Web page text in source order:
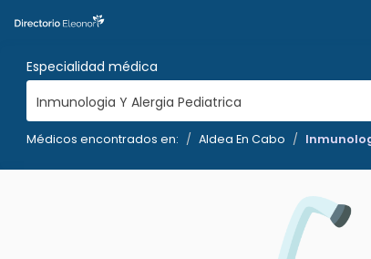
Especialidad médica
Inmunologia Y Alergia Pediatrica
Médicos encontrados en: Aldea En Cabo